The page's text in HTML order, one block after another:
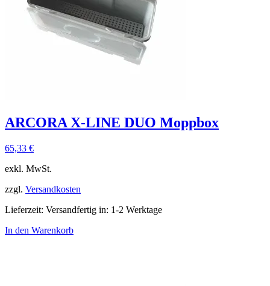
ARCORA X-LINE DUO Moppbox
65,33 €
exkl. MwSt.
zzgl. Versandkosten
Lieferzeit: Versandfertig in: 1-2 Werktage
In den Warenkorb